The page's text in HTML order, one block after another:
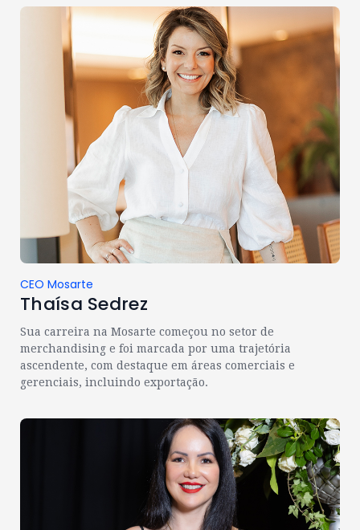
CEO Mosarte
Thaísa Sedrez
Sua carreira na Mosarte começou no setor de
merchandising e foi marcada por uma trajetória
ascendente, com destaque em áreas comerciais e
gerenciais, incluindo exportação.